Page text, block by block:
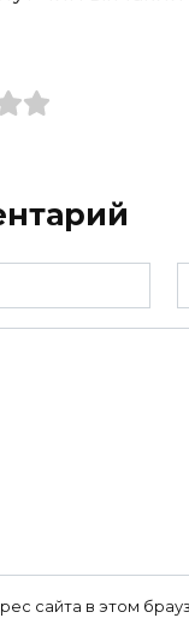
*
сайта в этом